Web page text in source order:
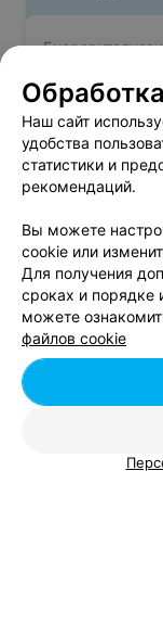
Инъекционная
Наш сайт
удобства
статистики и
рекомендаций.
Вы можете
cookie или
Для получения
сроках и порядке
можете
файлов cookie